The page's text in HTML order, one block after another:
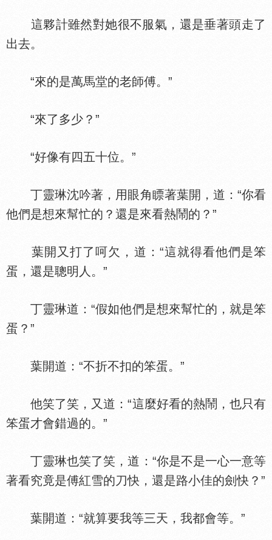
這夥計雖然對她很不服氣，還是垂著頭走了
出去。
“來的是萬馬堂的老師傅。”
“來了多少？”
“好像有四五十位。”
丁靈琳沈吟著，用眼角瞟著葉開，道：“你看
他們是想來幫忙的？還是來看熱鬧的？”
葉開又打了呵欠，道：“這就得看他們是笨
蛋，還是聰明人。”
丁靈琳道：“假如他們是想來幫忙的，就是笨
蛋？”
葉開道：“不折不扣的笨蛋。”
他笑了笑，又道：“這麼好看的熱鬧，也只有
笨蛋才會錯過的。”
丁靈琳也笑了笑，道：“你是不是一心一意等
著看究竟是傅紅雪的刀快，還是路小佳的劍快？”
葉開道：“就算要我等三天，我都會等。”